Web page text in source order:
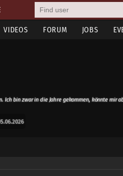
VIDEOS FORUM JOBS
Ich bin zwar in die Jahre gekommen, könnte mir